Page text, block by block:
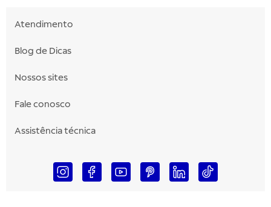
Atendimento
Blog de Dicas
Nossos sites
Fale conosco
Assistência técnica